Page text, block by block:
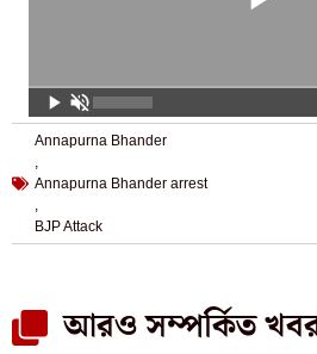
Annapurna Bhander
Annapurna Bhander arrest
BJP Attack
আরও সম্পর্কিত